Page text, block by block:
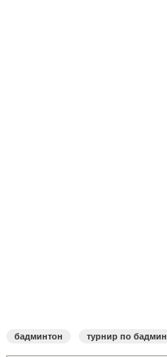
бадминтон турнир по